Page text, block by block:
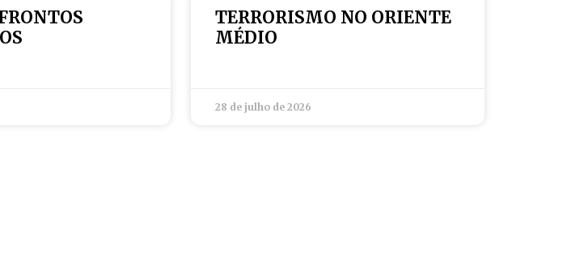
TERRORISMO NO ORIENTE
MÉDIO
28 de julho de 2026